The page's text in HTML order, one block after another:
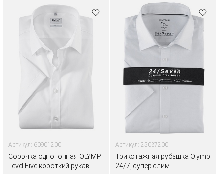
Артикул: 60901200
Сорочка однотонная OLYMP
Level Five короткий рукав
Артикул: 25037200
Трикотажная рубашка Olymp
24/7, супер слим